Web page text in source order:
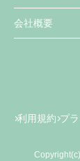
会社概要
利用規約 プ